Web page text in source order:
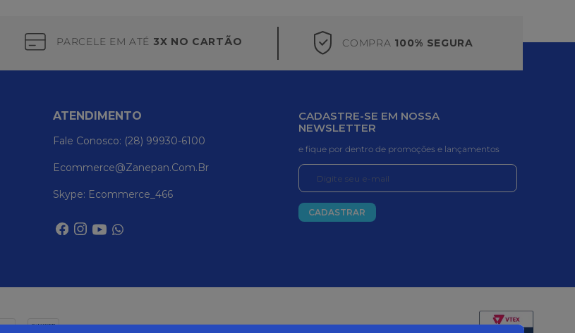
PARCELE EM ATÉ 3X NO CARTÃO COMPRA 100% SEGURA
ATENDIMENTO
Fale Conosco: (28) 99930-6100
Ecommerce@zanepan.com.br
Skype: Ecommerce_466
CADASTRE-SE EM NOSSA
NEWSLETTER
e fique por dentro de promoções e lançamentos
CADASTRAR